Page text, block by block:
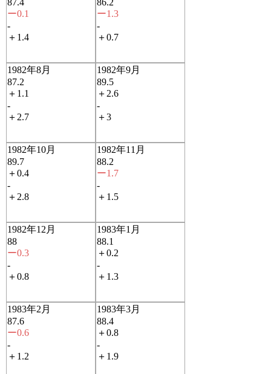
87.4
ー0.1
-
＋1.4
86.2
ー1.3
-
＋0.7
1982年8月
87.2
＋1.1
-
＋2.7
1982年9月
89.5
＋2.6
-
＋3
1982年10月
89.7
＋0.4
-
＋2.8
1982年11月
88.2
ー1.7
-
＋1.5
1982年12月
88
ー0.3
-
＋0.8
1983年1月
88.1
＋0.2
-
＋1.3
1983年2月
87.6
ー0.6
-
＋1.2
1983年3月
88.4
＋0.8
-
＋1.9